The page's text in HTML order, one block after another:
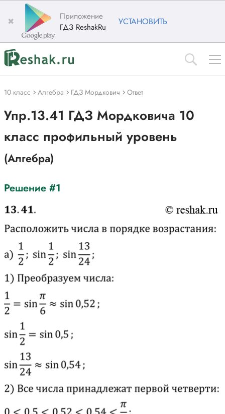
✖
Приложение
ГДЗ ReshakRu
УСТАНОВИТЬ
10 класс Алгебра ГДЗ Мордкович Ответ
Упр.13.41 ГДЗ Мордковича 10
класс профильный уровень
(Алгебра)
Решение #1